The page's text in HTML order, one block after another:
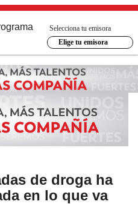
Selecciona tu emisora
Elige tu emisora
de droga ha
en lo que va